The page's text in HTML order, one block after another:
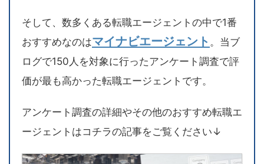
そして、数多くある転職エージェントの中で1番
おすすめなのはマイナビエージェント 。当ブ
ログで150人を対象に行ったアンケート調査で評
価が最も高かった転職エージェントです。
アンケート調査の詳細やその他のおすすめ転職エ
ージェントはコチラの記事をご覧ください↓